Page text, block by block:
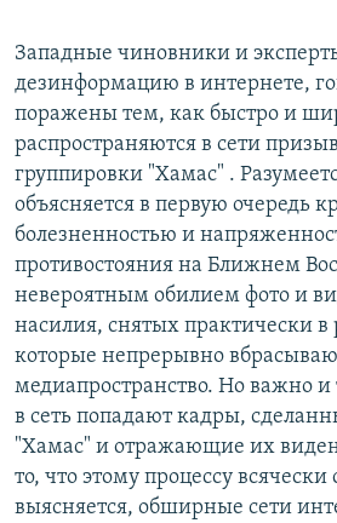
Западные чиновники и
дезинформацию в интернете,
поражены тем, как быстро и
распространяются в сети
группировки "Хамас" .
объясняется в первую очередь
болезненностью и
противостояния на Ближнем
невероятным обилием фото и
насилия, снятых практически
которые непрерывно
медиапространство. Но важно и
в сеть попадают кадры,
"Хамас" и отражающие их
то, что этому процессу всячески
выясняется, обширные сети